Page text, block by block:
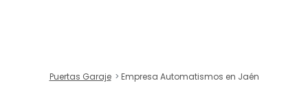
Puertas Garaje Empresa Automatismos en Jaén